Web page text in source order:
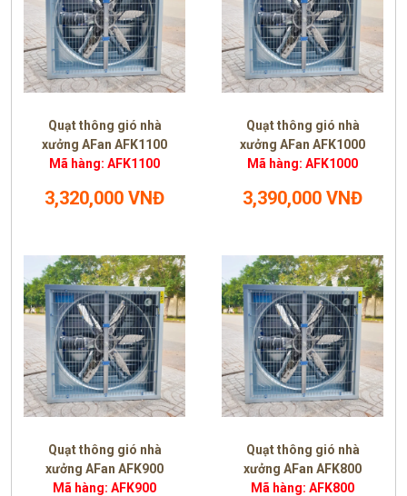
Quạt thông gió nhà
xưởng AFan AFK1100
Mã hàng: AFK1100
3,320,000 VNĐ
Quạt thông gió nhà
xưởng AFan AFK1000
Mã hàng: AFK1000
3,390,000 VNĐ
Quạt thông gió nhà
xưởng AFan AFK900
Mã hàng: AFK900
Quạt thông gió nhà
xưởng AFan AFK800
Mã hàng: AFK800